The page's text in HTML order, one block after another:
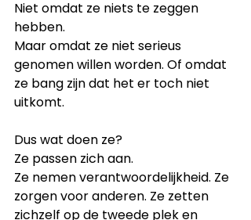
Niet omdat ze niets te zeggen
hebben.
Maar omdat ze niet serieus
genomen willen worden. Of omdat
ze bang zijn dat het er toch niet
uitkomt.
Dus wat doen ze?
Ze passen zich aan.
Ze nemen verantwoordelijkheid. Ze
zorgen voor anderen. Ze zetten
zichzelf op de tweede plek en